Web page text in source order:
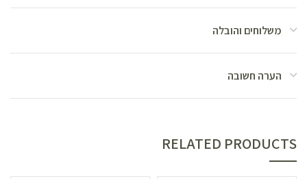
משלוחים והובלה
הערה חשובה
RELATED PRODUCTS